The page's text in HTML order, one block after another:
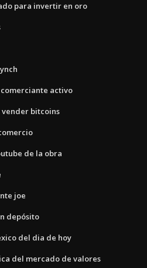
para invertir en oro
activo
vender bitcoins
de la obra
joe
depósito
del dia de hoy
del mercado de valores